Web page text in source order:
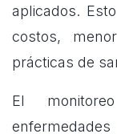
aplicados.
costos,
prácticas de
El